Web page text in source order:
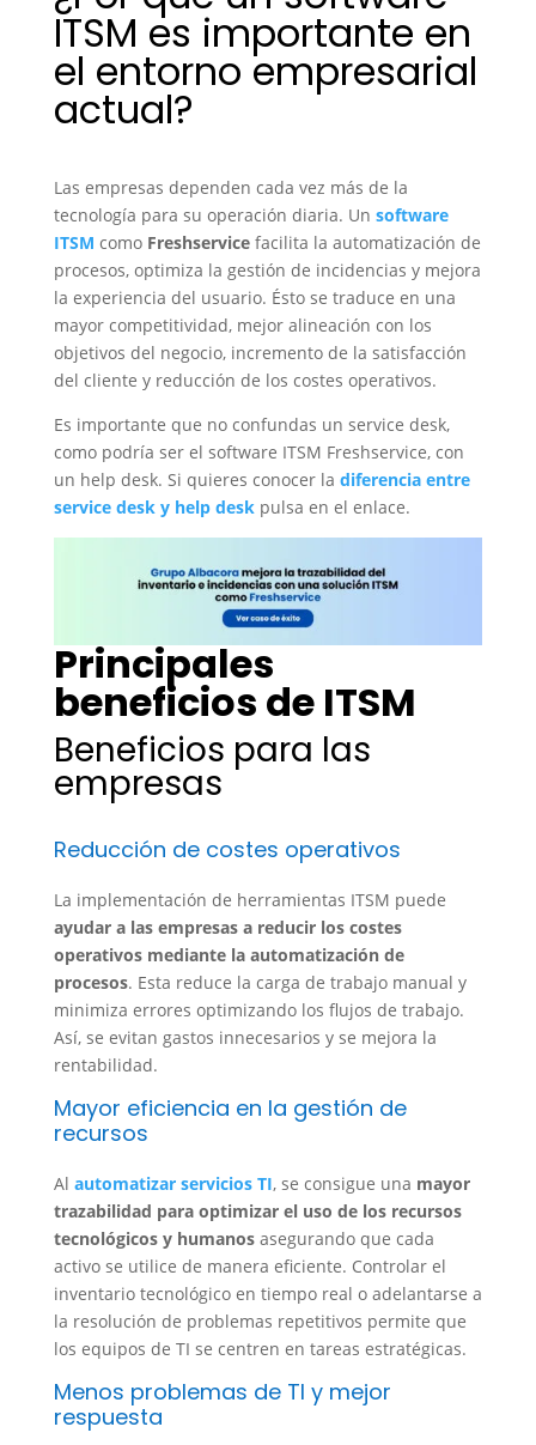
ITSM es importante en
el entorno empresarial
actual?
Las empresas dependen cada vez más de la
tecnología para su operación diaria. Un software
ITSM como Freshservicefacilita la automatización de
procesos, optimiza la gestión de incidencias y mejora
la experiencia del usuario. Ésto se traduce en una
mayor competitividad, mejor alineación con los
objetivos del negocio, incremento de la satisfacción
del cliente y reducción de los costes operativos.
Es importante que no confundas un service desk,
como podría ser el software ITSM Freshservice, con
un help desk. Si quieres conocer la diferencia entre
service desk y help desk pulsa en el enlace.
Principales
beneficios de ITSM
Beneficios para las
empresas
Reducción de costes operativos
La implementación de herramientas ITSM puede
ayudar a las empresas a reducir los costes
operativos mediante la automatización de
procesos. Esta reduce la carga de trabajo manual y
minimiza errores optimizando los flujos de trabajo.
Así, se evitan gastos innecesarios y se mejora la
rentabilidad.
Mayor eficiencia en la gestión de
recursos
Al automatizar servicios TI, se consigue una mayor
trazabilidad para optimizar el uso de los recursos
tecnológicos y humanosasegurando que cada
activo se utilice de manera eficiente. Controlar el
inventario tecnológico en tiempo real o adelantarse a
la resolución de problemas repetitivos permite que
los equipos de TI se centren en tareas estratégicas.
Menos problemas de TI y mejor
respuesta